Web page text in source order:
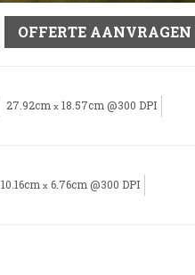
OFFERTE AANVRAGEN
27.92cm x 18.57cm @300 DPI
10.16cm x 6.76cm @300 DPI